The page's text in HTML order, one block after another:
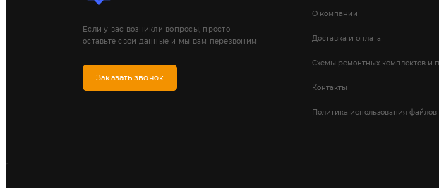
Если у вас возникли вопросы, просто
оставьте свои данные и мы вам перезвоним
Заказать звонок
О компании
Доставка и оплата
Схемы ремонтных комплектов и
Контакты
Политика использования файлов